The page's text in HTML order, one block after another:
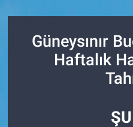
Güneysınır
Haftalık